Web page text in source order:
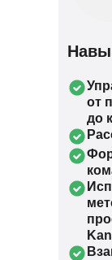
от
до